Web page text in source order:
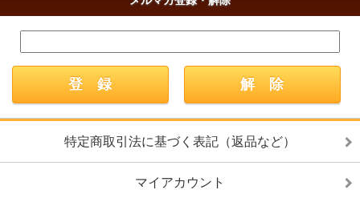
特定商取引法に基づく表記（返品など）
マイアカウント